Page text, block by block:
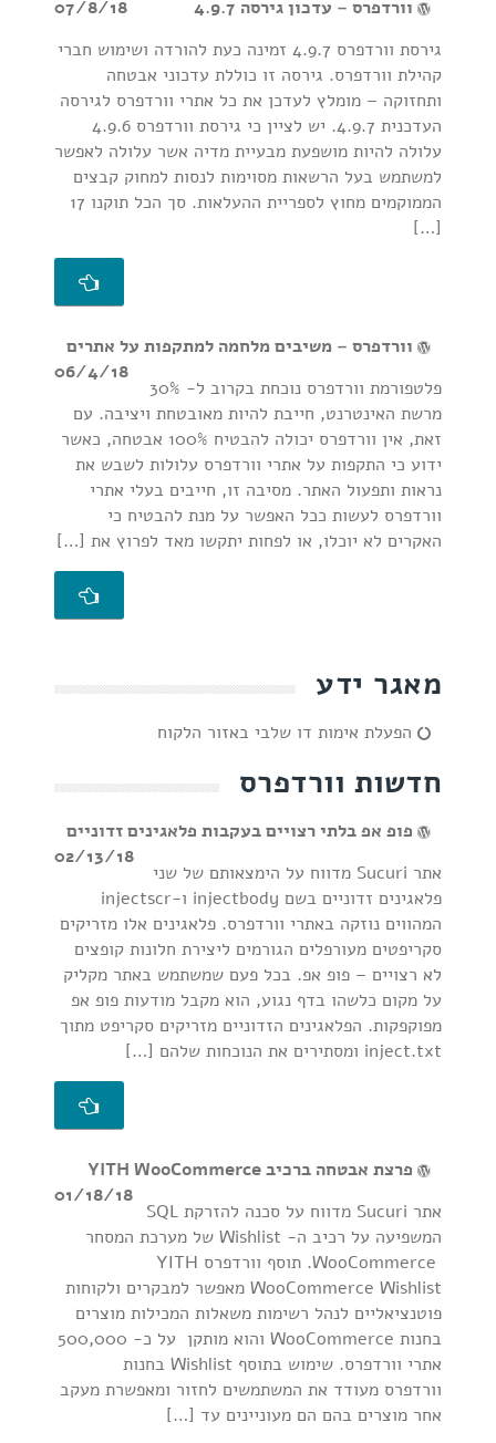
וורדפרס – עדכון גירסה 4.9.7
07/8/18
גירסת וורדפרס 4.9.7 זמינה כעת להורדה ושימוש חברי
קהילת וורדפרס. גירסה זו כוללת עדכוני אבטחה
ותחזוקה – מומלץ לעדכן את כל אתרי וורדפרס לגירסה
העדכנית 4.9.7. יש לציין כי גירסת וורדפרס 4.9.6
עלולה להיות מושפעת מבעיית מדיה אשר עלולה לאפשר
למשתמש בעל הרשאות מסוימות לנסות למחוק קבצים
הממוקמים מחוץ לספריית ההעלאות. סך הכל תוקנו 17
[…]
וורדפרס – משיבים מלחמה למתקפות על אתרים
06/4/18
פלטפורמת וורדפרס נוכחת בקרוב ל- 30%
מרשת האינטרנט, חייבת להיות מאובטחת ויציבה. עם
זאת, אין וורדפרס יכולה להבטיח 100% אבטחה, כאשר
ידוע כי התקפות על אתרי וורדפרס עלולות לשבש את
נראות ותפעול האתר. מסיבה זו, חייבים בעלי אתרי
וורדפרס לעשות ככל האפשר על מנת להבטיח כי
האקרים לא יוכלו, או לפחות יתקשו מאד לפרוץ את […]
מאגר ידע
הפעלת אימות דו שלבי באזור הלקוח
חדשות וורדפרס
פופ אפ בלתי רצויים בעקבות פלאגינים זדוניים
02/13/18
אתר Sucuri מדווח על הימצאותם של שני
פלאגינים זדוניים בשם injectbody ו-injectscr
המהווים נוזקה באתרי וורדפרס. פלאגינים אלו מזריקים
סקריפטים מעורפלים הגורמים ליצירת חלונות קופצים
לא רצויים – פופ אפ. בכל פעם שמשתמש באתר מקליק
על מקום כלשהו בדף נגוע, הוא מקבל מודעות פופ אפ
מפוקפקות. הפלאגינים הזדוניים מזריקים סקריפט מתוך
inject.txt ומסתירים את הנוכחות שלהם […]
פרצת אבטחה ברכיב YITH WooCommerce
01/18/18
אתר Sucuri מדווח על סכנה להזרקת SQL
המשפיעה על רכיב ה- Wishlist של מערכת המסחר
WooCommerce. תוסף וורדפרס YITH
WooCommerce Wishlist מאפשר למבקרים ולקוחות
פוטנציאליים לנהל רשימות משאלות המכילות מוצרים
בחנות WooCommerce והוא מותקן על כ- 500,000
אתרי וורדפרס. שימוש בתוסף Wishlist בחנות
וורדפרס מעודד את המשתמשים לחזור ומאפשרת מעקב
אחר מוצרים בהם הם מעוניינים עד […]